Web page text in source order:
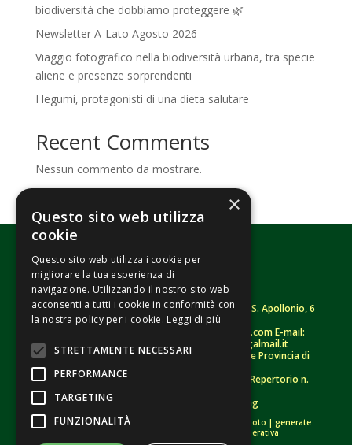
biodiversità che dobbiamo proteggere 🌿
Newsletter A-Lato Agosto 2026
Viaggio fotografico nella biodiversità urbana, tra specie
aliene e presenze sorprendenti
I legumi, protagonisti di una dieta salutare
Recent Comments
Nessun commento da mostrare.
Fondazione Senza Frontiere – ETS |Strada S. Apollonio, 6
– 46042 Castel Goffredo (MN)
– Sito: www.senzafrontiere.com E-mail:
tenuapol@gmail.com– Pec:tenuapol@legalmail.it
C. F. 90008460207 – Registro persone giuridiche Provincia di
Mantova n. 243 (sospeso)
Registro Unico Nazionale del Terzo Settore – Repertorio n.
Informativa Privacy
Whistleblowing
Crediti immagini:di proprietà esclusiva | bigstockphoto | generate
tramite modelli di Intelligenza Artificiale Generativa
×
Questo sito web utilizza
cookie
Questo sito web utilizza i cookie per
migliorare la tua esperienza di
navigazione. Utilizzando il nostro sito web
acconsenti a tutti i cookie in conformità con
la nostra policy per i cookie. Leggi di più
STRETTAMENTE NECESSARI
PERFORMANCE
TARGETING
FUNZIONALITÀ